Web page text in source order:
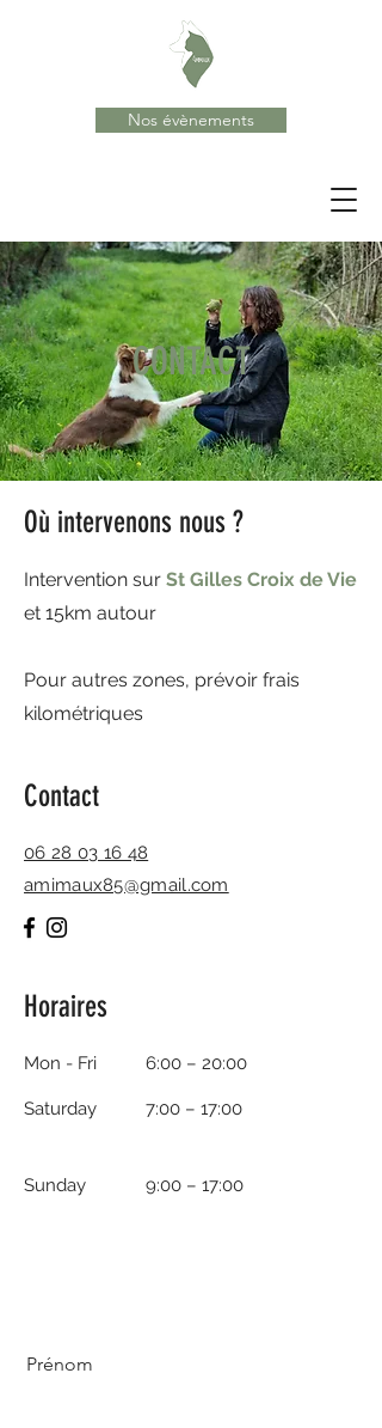
Nos évènements
CONTACT
Où intervenons nous ?
Intervention sur St Gilles Croix de Vie
et 15km autour
Pour autres zones, prévoir frais
kilométriques
Contact
06 28 03 16 48
amimaux85@gmail.com
Horaires
Mon - Fri 6:00 – 20:00
Saturday 7:00 – 17:00
​Sunday 9:00 – 17:00
Prénom